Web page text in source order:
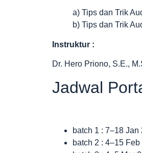
a) Tips dan Trik
b) Tips dan Trik
Instruktur :
Dr. Hero Priono, S.E.,
Jadwal
batch 1 : 7–18
batch 2 : 4–15